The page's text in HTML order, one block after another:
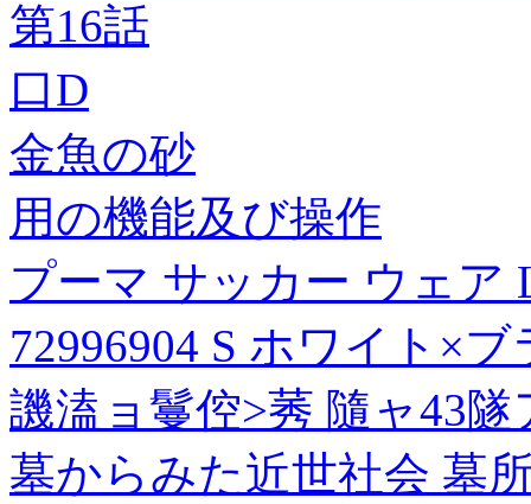
第16話
口D
金魚の砂
用の機能及び操作
プーマ サッカー ウェア
72996904 S ホワイト×
譏溘ョ鬘倥>莠 隨ャ43
墓からみた近世社会 墓